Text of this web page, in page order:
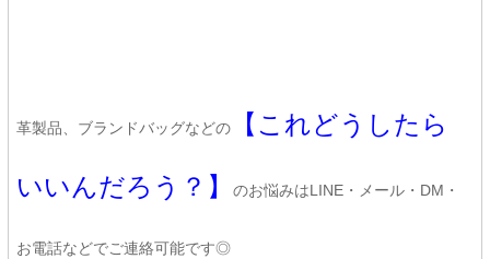
革製品、ブランドバッグなどの【これどうしたら
いいんだろう？】 のお悩みはLINE・メール・DM・
お電話などでご連絡可能です◎